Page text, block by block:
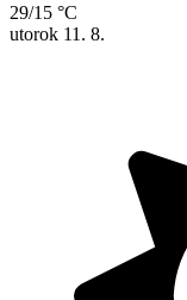
29/15 °C
utorok 11. 8.